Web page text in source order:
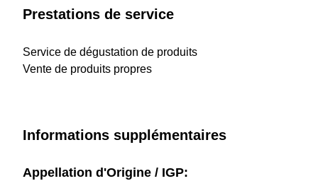
Prestations de service
Service de dégustation de produits
Vente de produits propres
Informations supplémentaires
Appellation d'Origine / IGP: